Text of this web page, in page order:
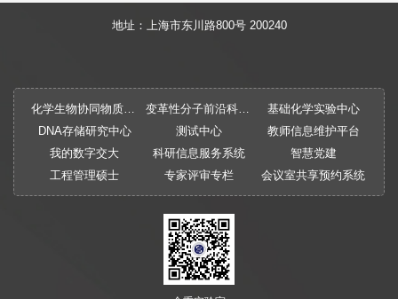
地址：上海市东川路800号 200240
化学生物协同物质创制全国重点实验室 变革性分子前沿科学中心
基础化学实验中心
DNA存储研究中心
测试中心
教师信息维护平台
我的数字交大
科研信息服务系统
智慧党建
工程管理硕士
专家评审专栏 会议室共享预约系统